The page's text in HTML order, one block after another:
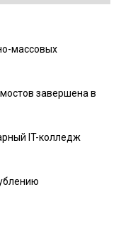
массовых
завершена в
IT-колледж